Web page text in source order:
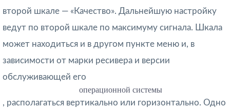
второй шкале — «Качество». Дальнейшую настройку
ведут по второй шкале по максимуму сигнала. Шкала
может находиться и в другом пункте меню и, в
зависимости от марки ресивера и версии
обслуживающей его
операционной системы
, располагаться вертикально или горизонтально. Одно